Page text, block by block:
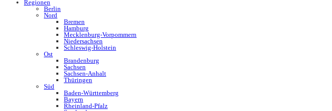
Regionen
Berlin
Nord
Bremen
Hamburg
Mecklenburg-Vorpommern
Niedersachsen
Schleswig-Holstein
Ost
Brandenburg
Sachsen
Sachsen-Anhalt
Thüringen
Süd
Baden-Württemberg
Bayern
Rheinland-Pfalz